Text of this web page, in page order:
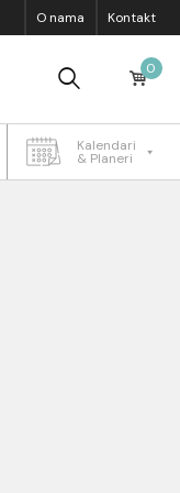
O nama Kontakt
0
Kalendari
& Planeri